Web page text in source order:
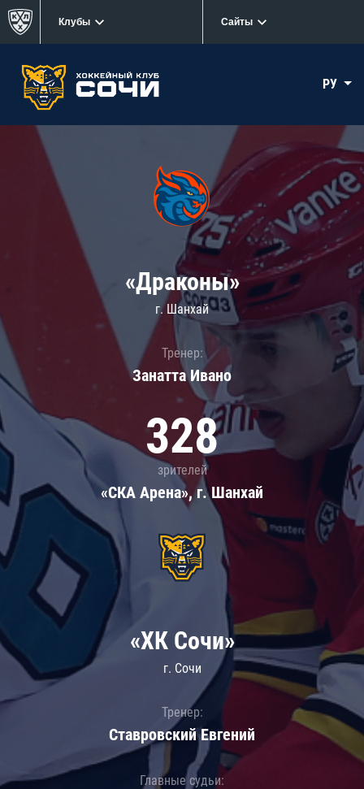
Клубы Сайты
РУ
«Драконы»
г. Шанхай
Тренер:
Занатта Иванo
328
зрителей
«СКА Арена», г. Шанхай
«ХК Сочи»
г. Сочи
Тренер:
Ставровский Евгений
Главные судьи: